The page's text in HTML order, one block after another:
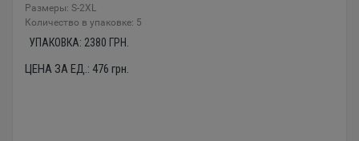
Размеры: S-2XL
Количество в упаковке: 5
УПАКОВКА: 2380 ГРН.
ЦЕНА ЗА ЕД.: 476 грн.